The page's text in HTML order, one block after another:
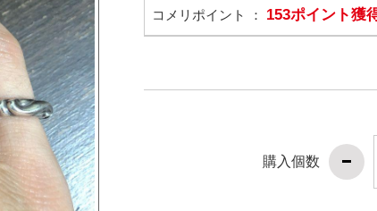
コメリポイント ： 153ポイント獲
購入個数